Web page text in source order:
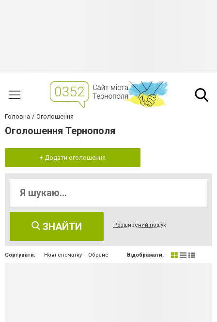
Головна Оголошення
Оголошення Тернополя
+ Додати оголошення
ЗНАЙТИ Розширений пошук
Сортувати: Нові спочатку Обране Відображати: